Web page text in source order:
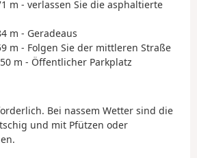
m - verlassen Sie die asphaltierte
m - Geradeaus
m - Folgen Sie der mittleren Straße
m - Öffentlicher Parkplatz
Bei nassem Wetter sind die
und mit Pfützen oder